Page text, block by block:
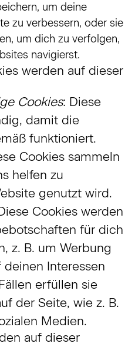
um deine
zu verbessern, oder sie
um dich zu verfolgen,
navigierst.
werden auf dieser
Cookies: Diese
damit die
funktioniert.
Cookies sammeln
helfen zu
genutzt wird.
Cookies werden
für dich
z. B. um Werbung
deinen Interessen
erfüllen sie
der Seite, wie z. B.
Medien.
auf dieser